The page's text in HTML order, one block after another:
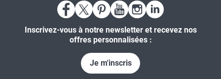
Inscrivez-vous à notre newsletter et recevez nos
offres personnalisées :
Je m'inscris